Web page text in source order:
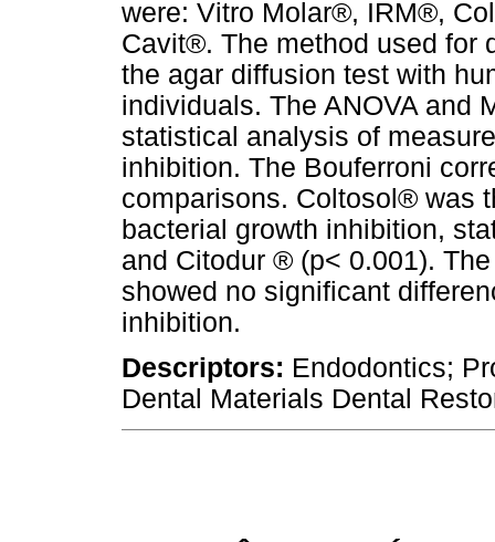
were: Vitro Molar®, IRM®,
Cavit®. The method used for
the agar diffusion test with
individuals. The ANOVA and
statistical analysis of
inhibition. The Bouferroni
comparisons. Coltosol® was
bacterial growth inhibition,
and Citodur ® (p< 0.001).
showed no significant
inhibition.
Descriptors: Endodontics;
Dental Materials Dental